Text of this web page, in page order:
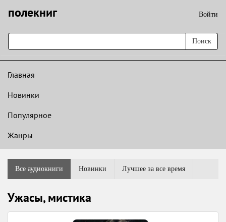
полекниг Войти
Поиск
Главная
Новинки
Популярное
Жанры
Все аудиокниги Новинки Лучшее за все время
Ужасы, мистика